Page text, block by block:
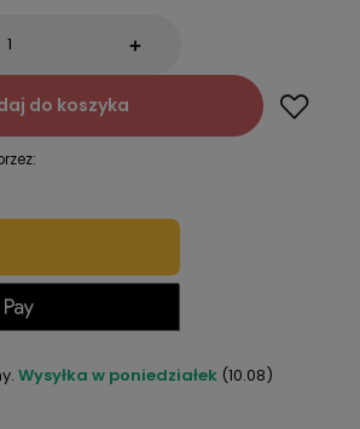
+
do koszyka
Wysyłka w poniedziałek (10.08)